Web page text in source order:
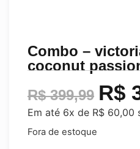
Combo –
coconut
R$399,99 R$
Em até 6x de R$ 60,00
Fora de estoque